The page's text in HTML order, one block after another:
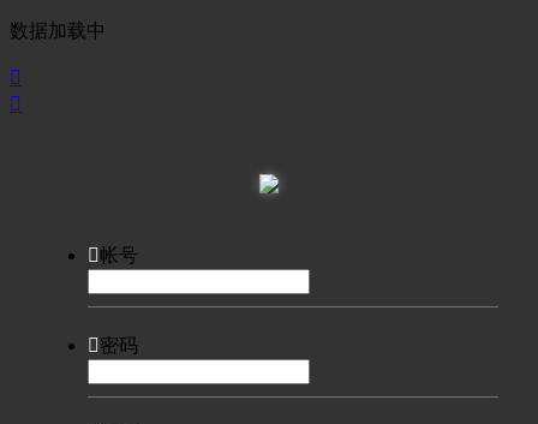
数据加载中


帐号
密码